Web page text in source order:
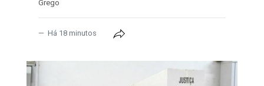
Grego
Há 18 minutos